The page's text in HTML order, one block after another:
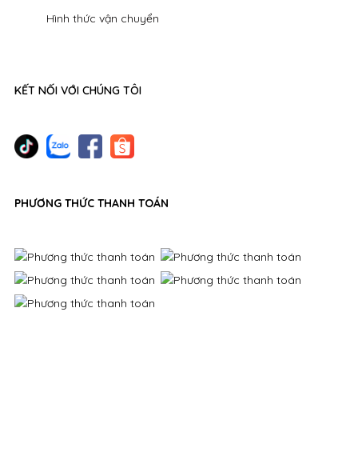
Hình thức vận chuyển
KẾT NỐI VỚI CHÚNG TÔI
PHƯƠNG THỨC THANH TOÁN